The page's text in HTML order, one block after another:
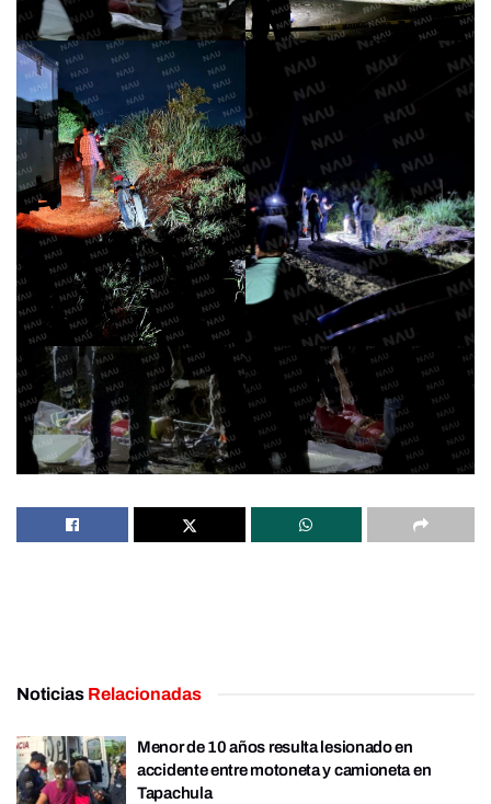
Noticias Relacionadas
Menor de 10 años resulta lesionado en
accidente entre motoneta y camioneta en
Tapachula